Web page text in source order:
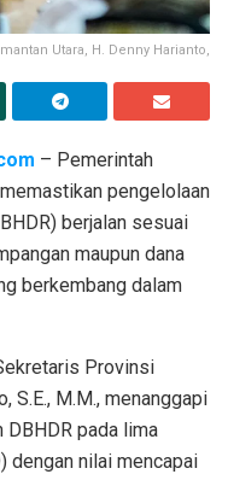
Utara, H. Denny Harianto,
– Pemerintah
pengelolaan
berjalan sesuai
maupun dana
berkembang dalam
Provinsi
S.E., M.M., menanggapi
DBHDR pada lima
dengan nilai mencapai